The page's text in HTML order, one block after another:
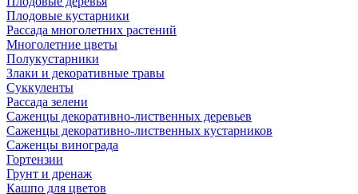
Плодовые кустарники
Рассада многолетних растений
Многолетние цветы
Полукустарники
Злаки и декоративные травы
Суккуленты
Рассада зелени
Саженцы декоративно-лиственных деревьев
Саженцы декоративно-лиственных кустарников
Саженцы винограда
Гортензии
Грунт и дренаж
Кашпо для цветов